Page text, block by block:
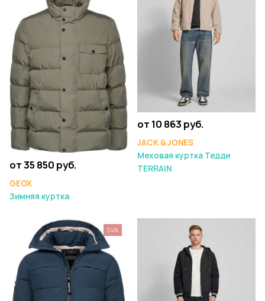
от 35 850 руб.
GEOX
Зимняя куртка
от 10 863 руб.
JACK & JONES
Меховая куртка Тедди
TERRAIN
34%